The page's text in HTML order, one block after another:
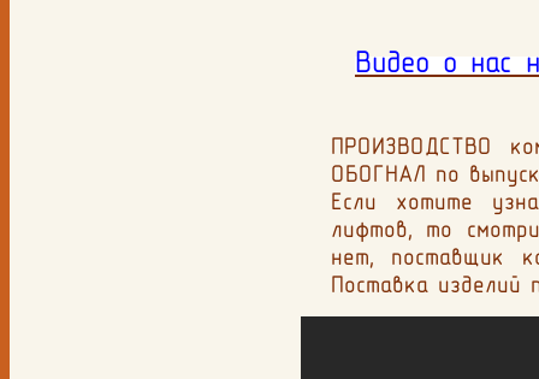
Видео о нас
ПРОИЗВОДСТВО
ОБОГНАЛ по
Если хотите
лифтов, то
нет, поставщик
Поставка изделий